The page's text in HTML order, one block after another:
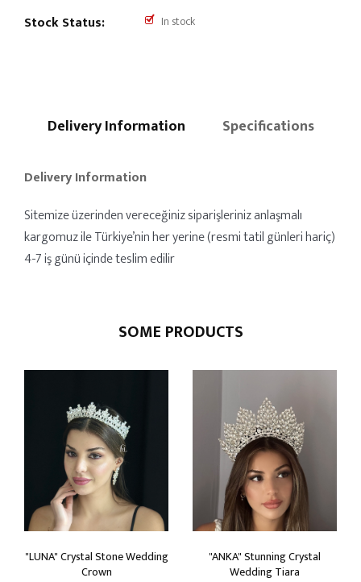
Stock Status: In stock
Delivery Information Specifications
Delivery Information
Sitemize üzerinden vereceğiniz siparişleriniz anlaşmalı
kargomuz ile Türkiye’nin her yerine (resmi tatil günleri hariç)
4-7 iş günü içinde teslim edilir
SOME PRODUCTS
"LUNA" Crystal Stone Wedding
Crown
"ANKA" Stunning Crystal
Wedding Tiara